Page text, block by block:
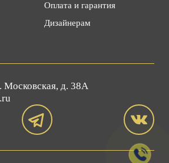
Оплата и гарантия
Дизайнерам
Московская, д. 38А